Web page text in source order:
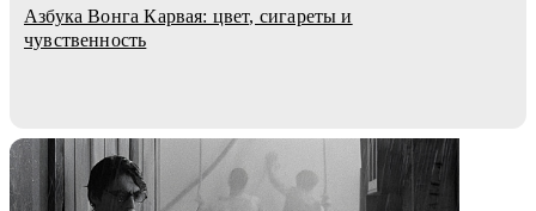
Азбука Вонга Карвая: цвет, сигареты и
чувственность